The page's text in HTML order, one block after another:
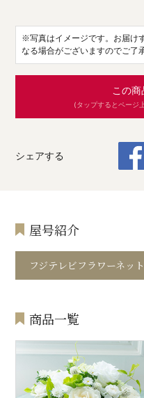
※写真はイメージです。お届け
なる場合がございますのでご了
この
(タップするとページ
シェアする
屋号紹介
フジテレビフラワーネット
商品一覧